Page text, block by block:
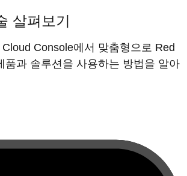
살펴보기
Console에서 맞춤형으로 Red
품과 솔루션을 사용하는 방법을 알아